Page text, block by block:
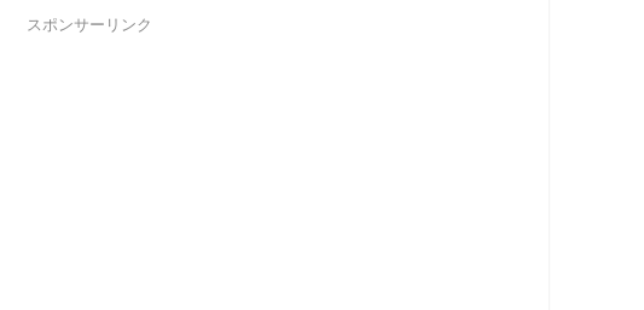
スポンサーリンク